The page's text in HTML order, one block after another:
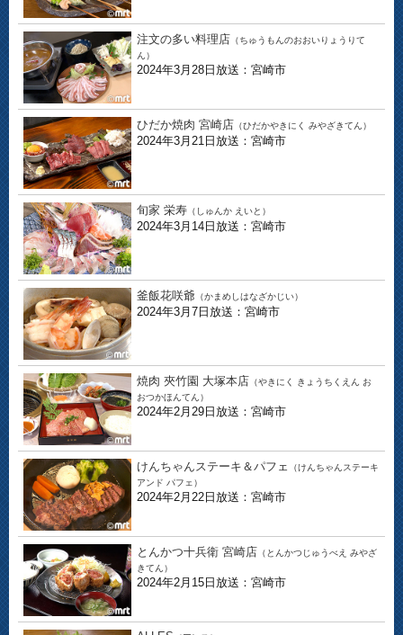
注文の多い料理店 （ちゅうもんのおおいりょうりて
ん）
2024年3月28日放送：宮崎市
ひだか焼肉 宮崎店 （ひだかやきにく みやざきてん）
2024年3月21日放送：宮崎市
旬家 栄寿 （しゅんか えいと）
2024年3月14日放送：宮崎市
釜飯花咲爺 （かまめしはなざかじい）
2024年3月7日放送：宮崎市
焼肉 夾竹園 大塚本店 （やきにく きょうちくえん お
おつかほんてん）
2024年2月29日放送：宮崎市
けんちゃんステーキ＆パフェ
（けんちゃんステーキ
アンド パフェ）
2024年2月22日放送：宮崎市
とんかつ十兵衛 宮崎店 （とんかつじゅうべえ みやざ
きてん）
2024年2月15日放送：宮崎市